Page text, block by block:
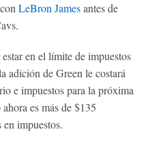
LeBron Jamesantes de
en el límite de impuestos
adición de Green le costará
e impuestos para la próxima
es más de $135
impuestos.